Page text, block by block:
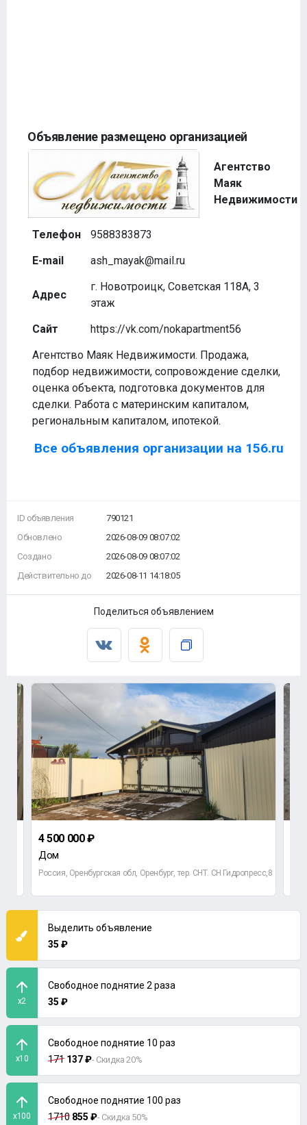
Объявление размещено организацией
Агентство
Маяк
Недвижимости
Телефон
9588383873
E-mail
ash_mayak@mail.ru
Адрес
г. Новотроицк, Советская 118А, 3
этаж
Сайт
https://vk.com/nokapartment56
Агентство Маяк Недвижимости. Продажа,
подбор недвижимости, сопровождение сделки,
оценка объекта, подготовка документов для
сделки. Работа с материнским капиталом,
региональным капиталом, ипотекой.
Все объявления организации на 156.ru
ID объявления
Обновлено
Создано
Действительно до
790121
2026-08-09 08:07:02
2026-08-09 08:07:02
2026-08-11 14:18:05
Поделиться объявлением
4 500 000 ₽
Дом
Россия, Оренбургская обл, Оренбург, тер. СНТ. СН Гидропресс,8
Выделить объявление
35 ₽
x2
Свободное поднятие 2 раза
35 ₽
x10
Свободное поднятие 10 раз
171 137 ₽- Скидка 20%
x100
Свободное поднятие 100 раз
1710 855 ₽- Скидка 50%